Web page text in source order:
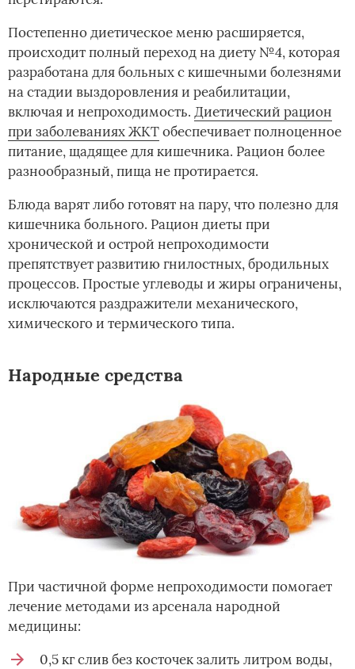
Постепенно диетическое меню расширяется,
происходит полный переход на диету №4, которая
разработана для больных с кишечными болезнями
на стадии выздоровления и реабилитации,
включая и непроходимость. Диетический рацион
при заболеваниях ЖКТобеспечивает полноценное
питание, щадящее для кишечника. Рацион более
разнообразный, пища не протирается.
Блюда варят либо готовят на пару, что полезно для
кишечника больного. Рацион диеты при
хронической и острой непроходимости
препятствует развитию гнилостных, бродильных
процессов. Простые углеводы и жиры ограничены,
исключаются раздражители механического,
химического и термического типа.
Народные средства
При частичной форме непроходимости помогает
лечение методами из арсенала народной
медицины:
0,5 кг слив без косточек залить литром воды,